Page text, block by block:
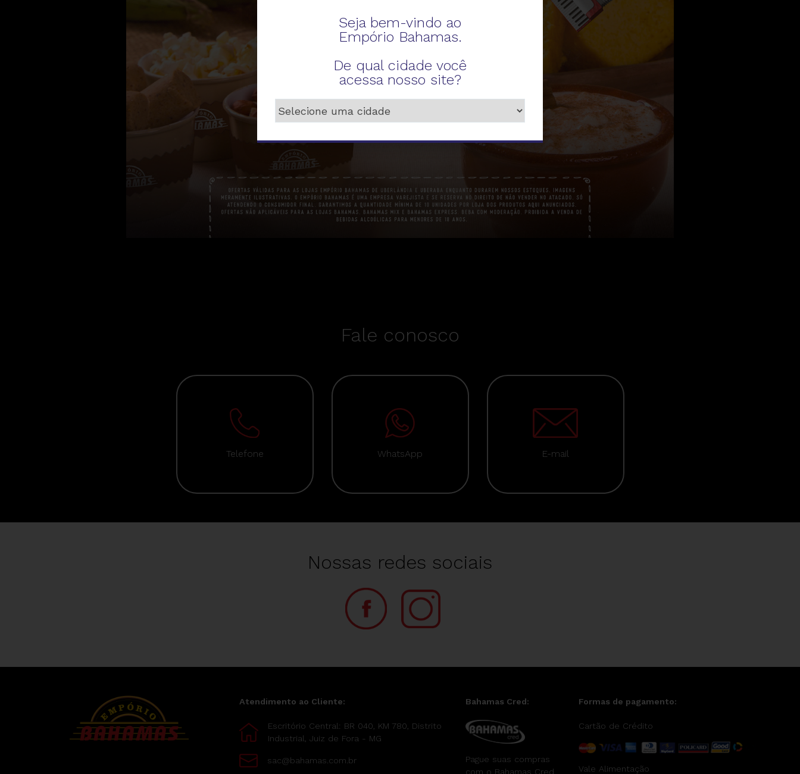
Fale conosco
Telefone WhatsApp E-mail
Nossas redes sociais
Atendimento ao Cliente:
Escritório Central: BR 040, KM 780, Distrito
Industrial, Juiz de Fora - MG
sac@bahamas.com.br
Bahamas Cred:
Pague suas compras
com o Bahamas Cred
Formas de pagamento:
Cartão de Crédito
Vale Alimentação
Seja bem-vindo ao
Empório Bahamas.
De qual cidade você
acessa nosso site?